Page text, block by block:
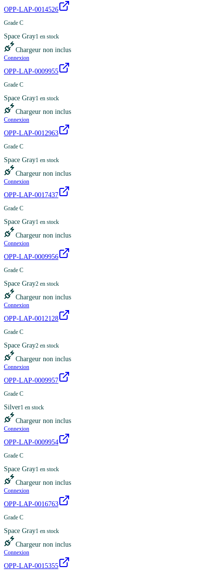
OPP-LAP-0014526
Grade C
Space Gray1 en stock
Chargeur non inclus
Connexion
OPP-LAP-0009955
Grade C
Space Gray1 en stock
Chargeur non inclus
Connexion
OPP-LAP-0012963
Grade C
Space Gray1 en stock
Chargeur non inclus
Connexion
OPP-LAP-0017437
Grade C
Space Gray1 en stock
Chargeur non inclus
Connexion
OPP-LAP-0009956
Grade C
Space Gray2 en stock
Chargeur non inclus
Connexion
OPP-LAP-0012128
Grade C
Space Gray2 en stock
Chargeur non inclus
Connexion
OPP-LAP-0009957
Grade C
Silver1 en stock
Chargeur non inclus
Connexion
OPP-LAP-0009954
Grade C
Space Gray1 en stock
Chargeur non inclus
Connexion
OPP-LAP-0016763
Grade C
Space Gray1 en stock
Chargeur non inclus
Connexion
OPP-LAP-0015355